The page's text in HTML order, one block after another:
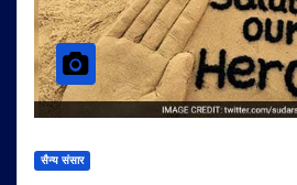
सैन्य संसार